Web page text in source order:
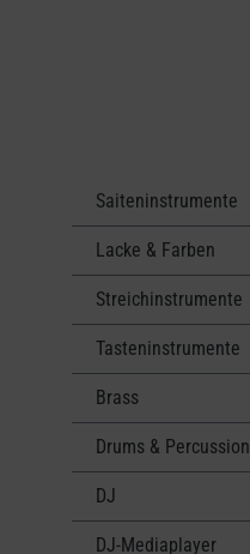
Saiteninstrumente
Lacke & Farben
Streichinstrumente
Tasteninstrumente
Brass
Drums & Percussion
DJ
DJ-Mediaplayer